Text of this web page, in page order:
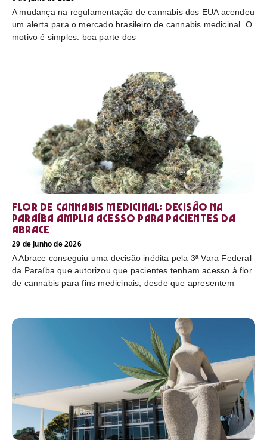
A mudança na regulamentação de cannabis dos EUA acendeu
um alerta para o mercado brasileiro de cannabis medicinal. O
motivo é simples: boa parte dos
Flor de cannabis medicinal: decisão na
Paraíba amplia acesso para pacientes da
Abrace
29 de junho de 2026
A Abrace conseguiu uma decisão inédita pela 3ª Vara Federal
da Paraíba que autorizou que pacientes tenham acesso à flor
de cannabis para fins medicinais, desde que apresentem